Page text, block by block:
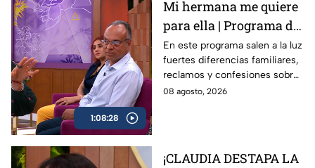
1:08:28
Mi hermana me quiere
para ella | Programa del
7 de agosto 2026
En este programa salen a la luz
fuertes diferencias familiares,
reclamos y confesiones sobre
la relación de Flavio.
08 agosto, 2026
¡CLAUDIA DESTAPA LA